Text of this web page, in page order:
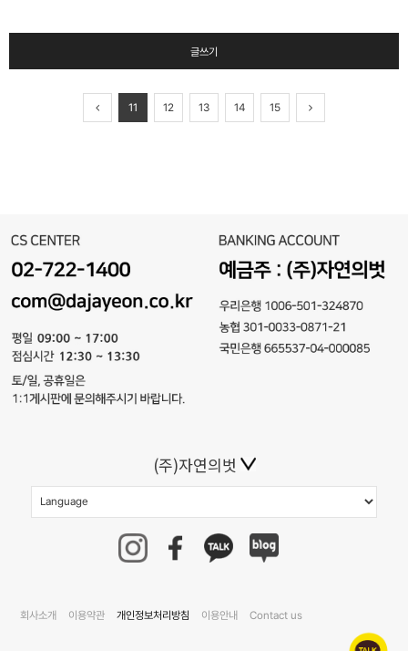
글쓰기
11 12 13 14 15
(주)자연의벗
회사소개 이용약관 개인정보처리방침 이용안내 Contact us